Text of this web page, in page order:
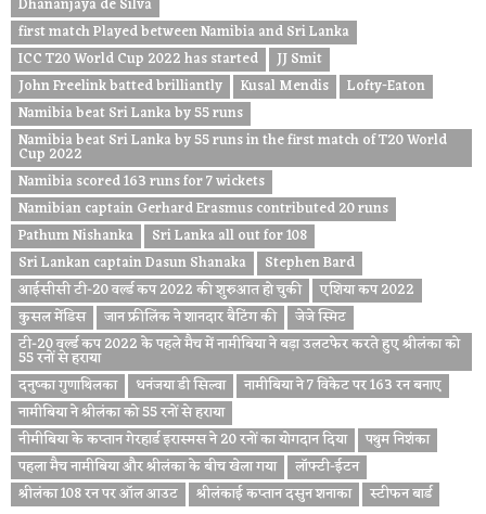
first match Played between Namibia and Sri Lanka
ICC T20 World Cup 2022 has started
JJ Smit
John Freelink batted brilliantly
Kusal Mendis
Lofty-Eaton
Namibia beat Sri Lanka by 55 runs
Namibia beat Sri Lanka by 55 runs in the first match of T20 World
Cup 2022
Namibia scored 163 runs for 7 wickets
Namibian captain Gerhard Erasmus contributed 20 runs
Pathum Nishanka
Sri Lanka all out for 108
Sri Lankan captain Dasun Shanaka
Stephen Bard
आईसीसी टी-20 वर्ल्ड कप 2022 की शुरुआत हो चुकी
एशिया कप 2022
कुसल मेंडिस
जान फ्रीलिंक ने शानदार बैटिंग की
जेजे स्मिट
टी-20 वर्ल्ड कप 2022 के पहले मैच में नामीबिया ने बड़ा उलटफेर करते हुए श्रीलंका को
55 रनों से हराया
दनुष्का गुणाथिलका
धनंजया डी सिल्वा
नामीबिया ने 7 विकेट पर 163 रन बनाए
नामीबिया ने श्रीलंका को 55 रनों से हराया
नीमीबिया के कप्तान गेरहार्ड इरास्मस ने 20 रनों का योगदान दिया
पथुम निशंका
पहला मैच नामीबिया और श्रीलंका के बीच खेला गया
लॉफ्टी-ईटन
श्रीलंका 108 रन पर ऑल आउट
श्रीलंकाई कप्तान दसुन शनाका स्टीफन बार्ड